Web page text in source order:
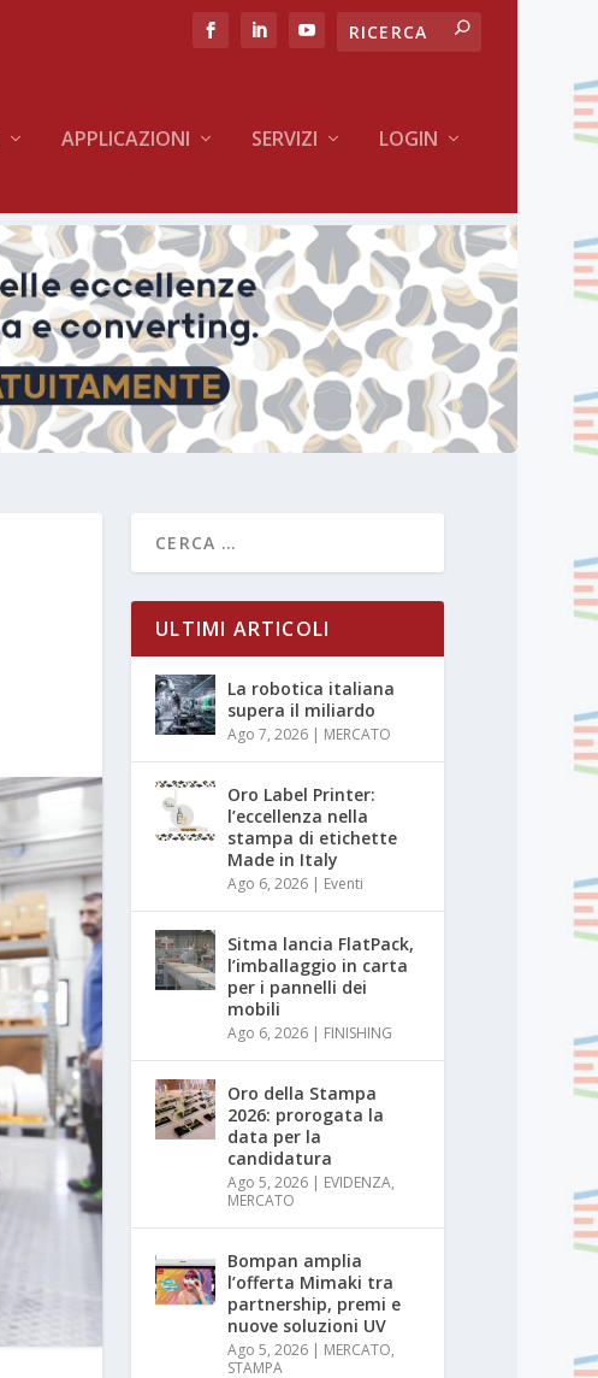
APPLICAZIONI SERVIZI LOGIN
ULTIMI ARTICOLI
La robotica italiana
supera il miliardo
Ago 7, 2026 | MERCATO
Oro Label Printer:
l’eccellenza nella
stampa di etichette
Made in Italy
Ago 6, 2026 | Eventi
Sitma lancia FlatPack,
l’imballaggio in carta
per i pannelli dei
mobili
Ago 6, 2026 | FINISHING
Oro della Stampa
2026: prorogata la
data per la
candidatura
Ago 5, 2026 | EVIDENZA,
MERCATO
Bompan amplia
l’offerta Mimaki tra
partnership, premi e
nuove soluzioni UV
Ago 5, 2026 | MERCATO,
STAMPA